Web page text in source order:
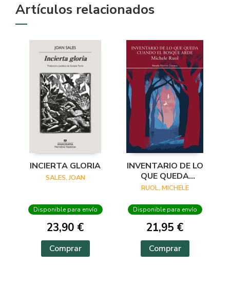
Artículos relacionados
INCIERTA GLORIA
SALES, JOAN
Disponible para envío
23,90 €
Comprar
INVENTARIO DE LO
QUE QUEDA
CUANDO EL
RUOL, MICHELE
Disponible para envío
21,95 €
Comprar